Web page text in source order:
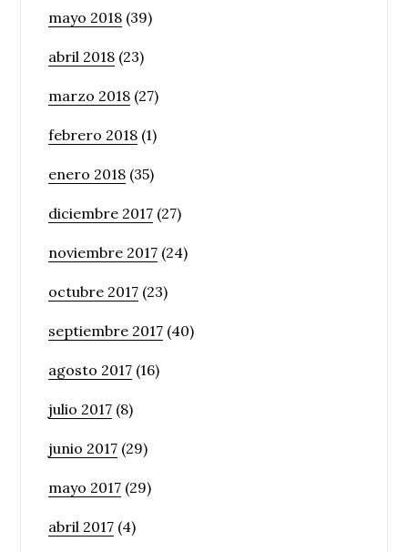
mayo 2018 (39)
abril 2018 (23)
marzo 2018 (27)
febrero 2018 (1)
enero 2018 (35)
diciembre 2017 (27)
noviembre 2017 (24)
octubre 2017 (23)
septiembre 2017 (40)
agosto 2017 (16)
julio 2017 (8)
junio 2017 (29)
mayo 2017 (29)
abril 2017 (4)